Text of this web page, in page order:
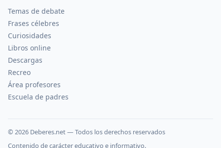
Temas de debate
Frases célebres
Curiosidades
Libros online
Descargas
Recreo
Área profesores
Escuela de padres
© 2026 Deberes.net — Todos los derechos reservados
Contenido de carácter educativo e informativo.